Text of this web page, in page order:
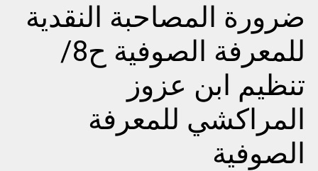
ضرورة المصاحبة النقدية
للمعرفة الصوفية ح8/
تنظيم ابن عزوز
المراكشي للمعرفة
الصوفية